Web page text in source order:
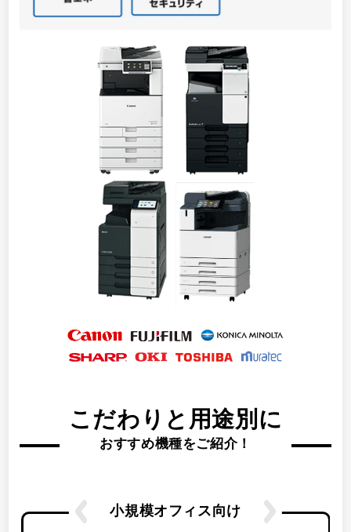
こだわりと用途別に
おすすめ機種をご紹介！
小規模オフィス向け